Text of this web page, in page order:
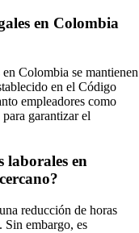
en Colombia
Colombia se mantienen
en el Código
empleadores como
garantizar el
laborales en
reducción de horas
Sin embargo, es